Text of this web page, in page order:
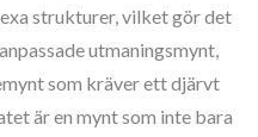
strukturer, vilket gör det
utmaningsmynt,
som kräver ett djärvt
är en mynt som inte bara